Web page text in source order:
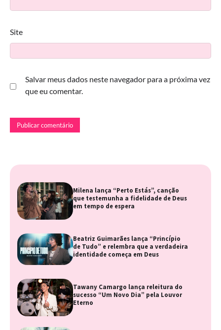
Site
Salvar meus dados neste navegador para a próxima vez
que eu comentar.
Milena lança “Perto Estás”, canção
que testemunha a fidelidade de Deus
em tempo de espera
Beatriz Guimarães lança “Princípio
de Tudo” e relembra que a verdadeira
identidade começa em Deus
Tawany Camargo lança releitura do
sucesso “Um Novo Dia” pela Louvor
Eterno